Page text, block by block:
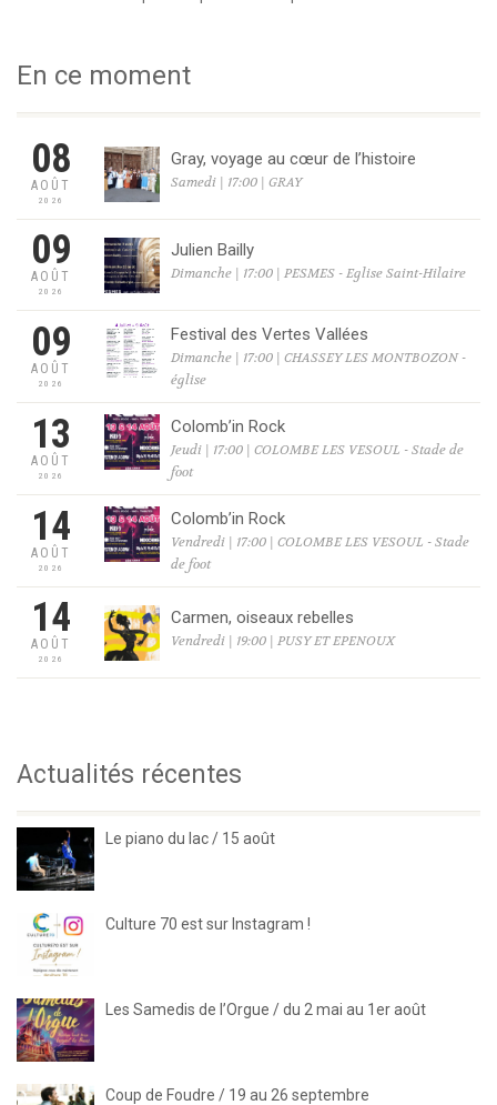
En ce moment
08
AOÛT
2026
Gray, voyage au cœur de l’histoire
Samedi | 17:00 | GRAY
09
AOÛT
2026
Julien Bailly
Dimanche | 17:00 | PESMES - Eglise Saint-Hilaire
09
AOÛT
2026
Festival des Vertes Vallées
Dimanche | 17:00 | CHASSEY LES MONTBOZON -
église
13
AOÛT
2026
Colomb’in Rock
Jeudi | 17:00 | COLOMBE LES VESOUL - Stade de
foot
14
AOÛT
2026
Colomb’in Rock
Vendredi | 17:00 | COLOMBE LES VESOUL - Stade
de foot
14
AOÛT
2026
Carmen, oiseaux rebelles
Vendredi | 19:00 | PUSY ET EPENOUX
Actualités récentes
Le piano du lac / 15 août
Culture 70 est sur Instagram !
Les Samedis de l’Orgue / du 2 mai au 1er août
Coup de Foudre / 19 au 26 septembre